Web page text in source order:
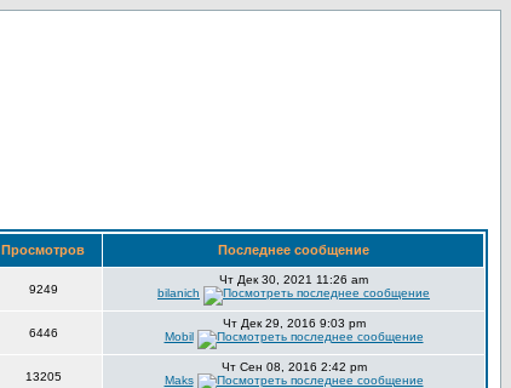
Просмотров Последнее сообщение
9249
Чт Дек 30, 2021 11:26 am
bilanich
6446
Чт Дек 29, 2016 9:03 pm
Mobil
13205
Чт Сен 08, 2016 2:42 pm
Maks